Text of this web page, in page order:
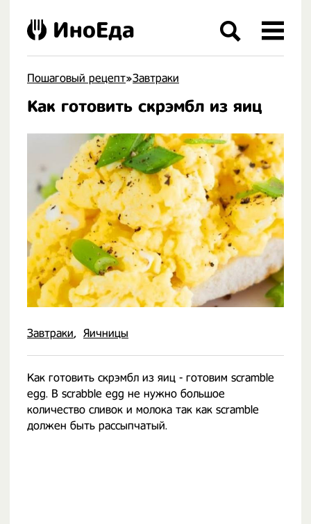
Пошаговый рецепт»Завтраки
Как готовить скрэмбл из яиц
Завтраки Яичницы
Как готовить скрэмбл из яиц - готовим scramble
egg. В scrabble egg не нужно большое
количество сливок и молока так как scramble
должен быть рассыпчатый.
ИноЕда